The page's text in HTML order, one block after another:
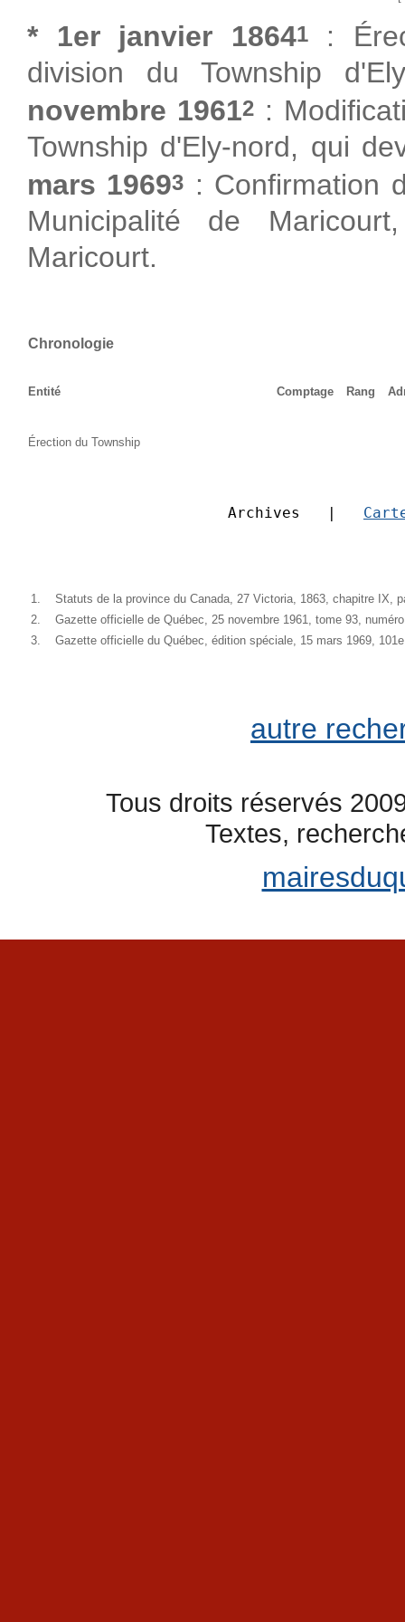
* 1er janvier 18641:
division du Township
novembre 19612:
Township d'Ely-nord, qui
mars 19693 : Confirmation
Municipalité de
Maricourt.
Chronologie
Entité Comptage Rang
Érection du Township
Archives   |
1.
Statuts de la province du Canada, 27 Victoria, 1863, chapitre IX,
2.
Gazette officielle de Québec, 25 novembre 1961, tome 93,
3.
Gazette officielle du Québec, édition spéciale, 15 mars 1969,
autre
Tous droits réservés
Textes,